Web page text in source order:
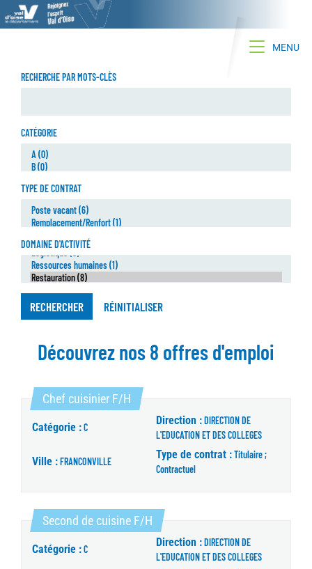
Toggle
MENU
RECHERCHE PAR MOTS-CLÈS
CATÉGORIE
TYPE DE CONTRAT
DOMAINE D'ACTIVITÉ
RECHERCHER RÉINITIALISER
Découvrez nos 8 offres d'emploi
Chef cuisinier F/H (Nouvelle fenêtre)
Catégorie :C
Direction :DIRECTION DE
L'EDUCATION ET DES COLLEGES
Ville :FRANCONVILLE
Type de contrat :Titulaire ;
Contractuel
Second de cuisine F/H (Nouvelle fenêtre)
Catégorie :C
Direction :DIRECTION DE
L'EDUCATION ET DES COLLEGES